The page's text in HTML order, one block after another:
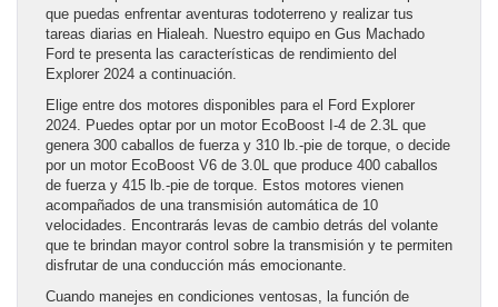
que puedas enfrentar aventuras todoterreno y realizar tus
tareas diarias en Hialeah. Nuestro equipo en Gus Machado
Ford te presenta las características de rendimiento del
Explorer 2024 a continuación.
Elige entre dos motores disponibles para el Ford Explorer
2024. Puedes optar por un motor EcoBoost I-4 de 2.3L que
genera 300 caballos de fuerza y 310 lb.-pie de torque, o decide
por un motor EcoBoost V6 de 3.0L que produce 400 caballos
de fuerza y 415 lb.-pie de torque. Estos motores vienen
acompañados de una transmisión automática de 10
velocidades. Encontrarás levas de cambio detrás del volante
que te brindan mayor control sobre la transmisión y te permiten
disfrutar de una conducción más emocionante.
Cuando manejes en condiciones ventosas, la función de